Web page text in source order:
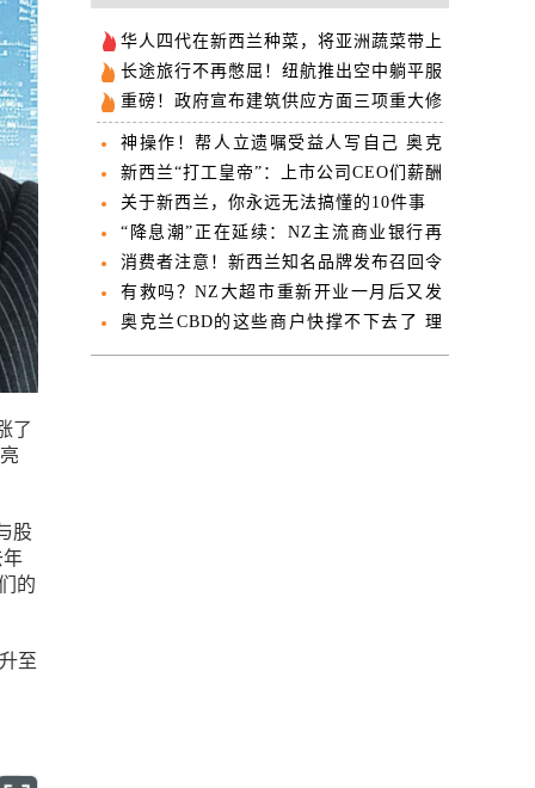
了
股
年
的
至
华人四代在新西兰种菜，将亚洲蔬菜带上
新西兰人餐桌
长途旅行不再憋屈！纽航推出空中躺平服
务 经济舱就能享受到
重磅！政府宣布建筑供应方面三项重大修
改 建房成本或将大降！
神操作！帮人立遗嘱受益人写自己 奥克
兰亚裔律师遭处罚
新西兰“打工皇帝”：上市公司CEO们薪酬
再创新高
关于新西兰，你永远无法搞懂的10件事
“降息潮”正在延续：NZ主流商业银行再
度下调房贷利率！
消费者注意！新西兰知名品牌发布召回令
这款薯角先别急着吃！
有救吗？NZ大超市重新开业一月后又发
现更多老鼠
奥克兰CBD的这些商户快撑不下去了 理
由竟是市议会不作为？